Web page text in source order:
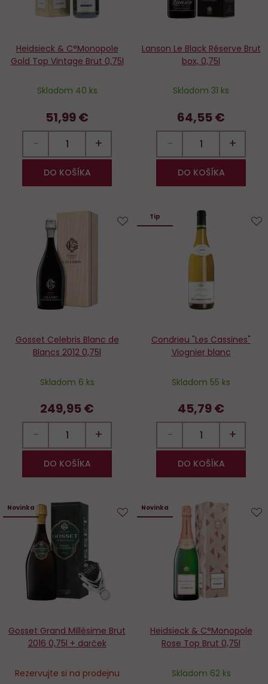
Heidsieck & C°Monopole
Gold Top Vintage Brut 0,75l
Skladom 40 ks
51,99 €
− +
DO KOŠÍKA
Lanson Le Black Réserve Brut
box, 0,75l
Skladom 31 ks
64,55 €
− +
DO KOŠÍKA
Gosset Celebris Blanc de
Blancs 2012 0,75l
Skladom 6 ks
249,95 €
− +
DO KOŠÍKA
Tip
Condrieu "Les Cassines"
Viognier blanc
Skladom 55 ks
45,79 €
− +
DO KOŠÍKA
Novinka
Gosset Grand Millésime Brut
2016 0,75l + darček
Rezervujte si na prodejnu
obľúbených
Novinka
Heidsieck & C°Monopole
Rose Top Brut 0,75l
Skladom 62 ks